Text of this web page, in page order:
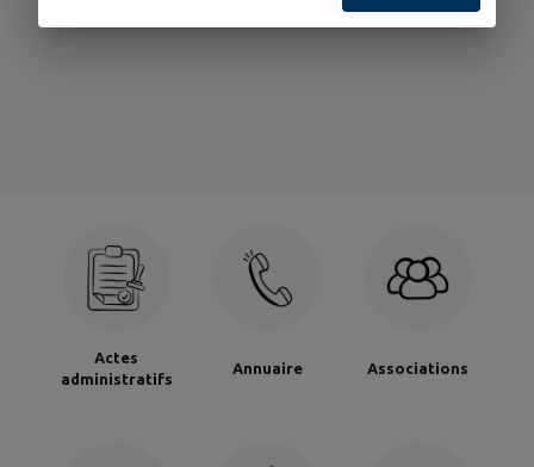
Actes
administratifs
Annuaire Associations